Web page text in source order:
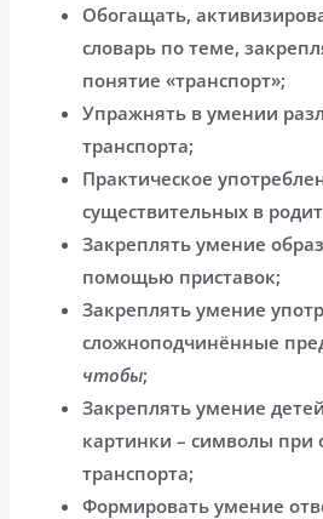
Обогащать,
словарь по теме,
понятие «транспорт»;
Упражнять в умении
транспорта;
Практическое
существительных в
Закреплять умение
помощью приставок;
Закреплять умение
сложноподчинённые
чтобы;
Закреплять умение
картинки – символы при
транспорта;
Формировать умение